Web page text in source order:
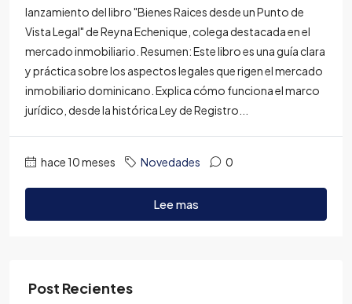
lanzamiento del libro "Bienes Raices desde un Punto de
Vista Legal" de Reyna Echenique, colega destacada en el
mercado inmobiliario. Resumen: Este libro es una guía clara
y práctica sobre los aspectos legales que rigen el mercado
inmobiliario dominicano. Explica cómo funciona el marco
jurídico, desde la histórica Ley de Registro...
hace 10 meses Novedades 0
Lee mas
Post Recientes